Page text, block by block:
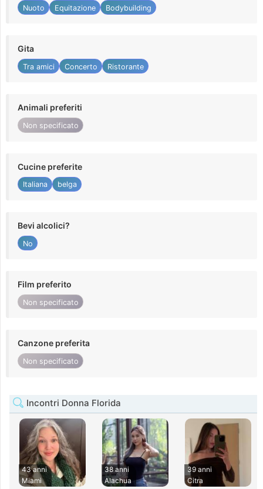
Nuoto Equitazione Bodybuilding
Gita
Tra amici Concerto Ristorante
Animali preferiti
Non specificato
Cucine preferite
Italiana belga
Bevi alcolici?
No
Film preferito
Non specificato
Canzone preferita
Non specificato
Incontri Donna Florida
43 anni
Miami
38 anni
Alachua
39 anni
Citra